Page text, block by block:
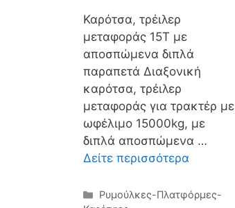
Καρότσα, τρέιλερ
μεταφοράς 15Τ με
αποσπώμενα διπλά
παραπετά Διαξονική
καρότσα, τρέιλερ
μεταφοράς για τρακτέρ με
ωφέλιμο 15000kg, με
διπλά αποσπώμενα …
Δείτε περισσότερα
Κατηγορίες
Ρυμούλκες-Πλατφόρμες-